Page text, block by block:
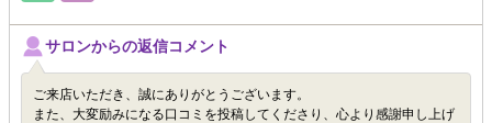
サロンからの返信コメント
ご来店いただき、誠にありがとうございます。
また、大変励みになる口コミを投稿してくださり、心より感謝申し上げ